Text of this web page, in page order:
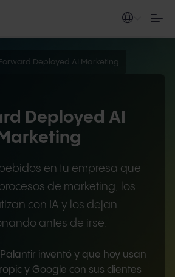
Forward Deployed AI Marketing
Deployed AI
Marketing
en tu empresa que
de marketing, los
con IA y los dejan
antes de irse.
inventó y que hoy usan
y Google con sus clientes